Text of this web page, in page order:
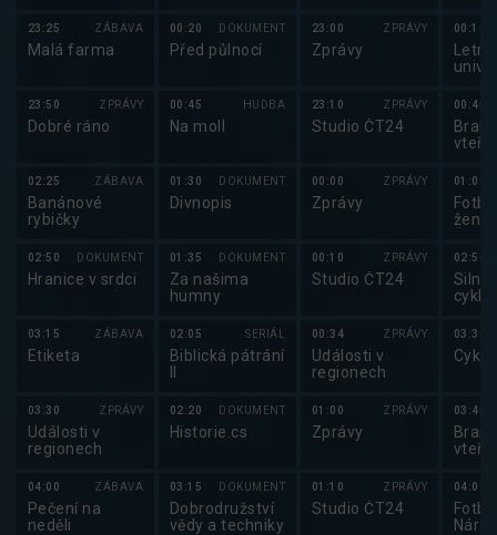
23:25 ZÁBAVA
Malá farma
23:50 ZPRÁVY
Dobré ráno
02:25 ZÁBAVA
Banánové
rybičky
02:50 DOKUMENT
Hranice v srdci
03:15 ZÁBAVA
Etiketa
03:30 ZPRÁVY
Události v
regionech
04:00 ZÁBAVA
Pečení na
neděli
00:20 DOKUMENT
Před půlnocí
00:45 HUDBA
Na moll
01:30 DOKUMENT
Divnopis
01:35 DOKUMENT
Za našima
humny
02:05 SERIÁL
Biblická pátrání
02:20 DOKUMENT
Historie.cs
03:15 DOKUMENT
Dobrodružství
vědy a techniky
23:00 ZPRÁVY
Zprávy
23:10 ZPRÁVY
Studio ČT24
00:00 ZPRÁVY
Zprávy
00:10 ZPRÁVY
Studio ČT24
00:34 ZPRÁVY
Události v
regionech
01:00 ZPRÁVY
Zprávy
01:10 ZPRÁVY
Studio ČT24
00:10
00:45
01:00
žen
02:50
03:30
03:45
04:00